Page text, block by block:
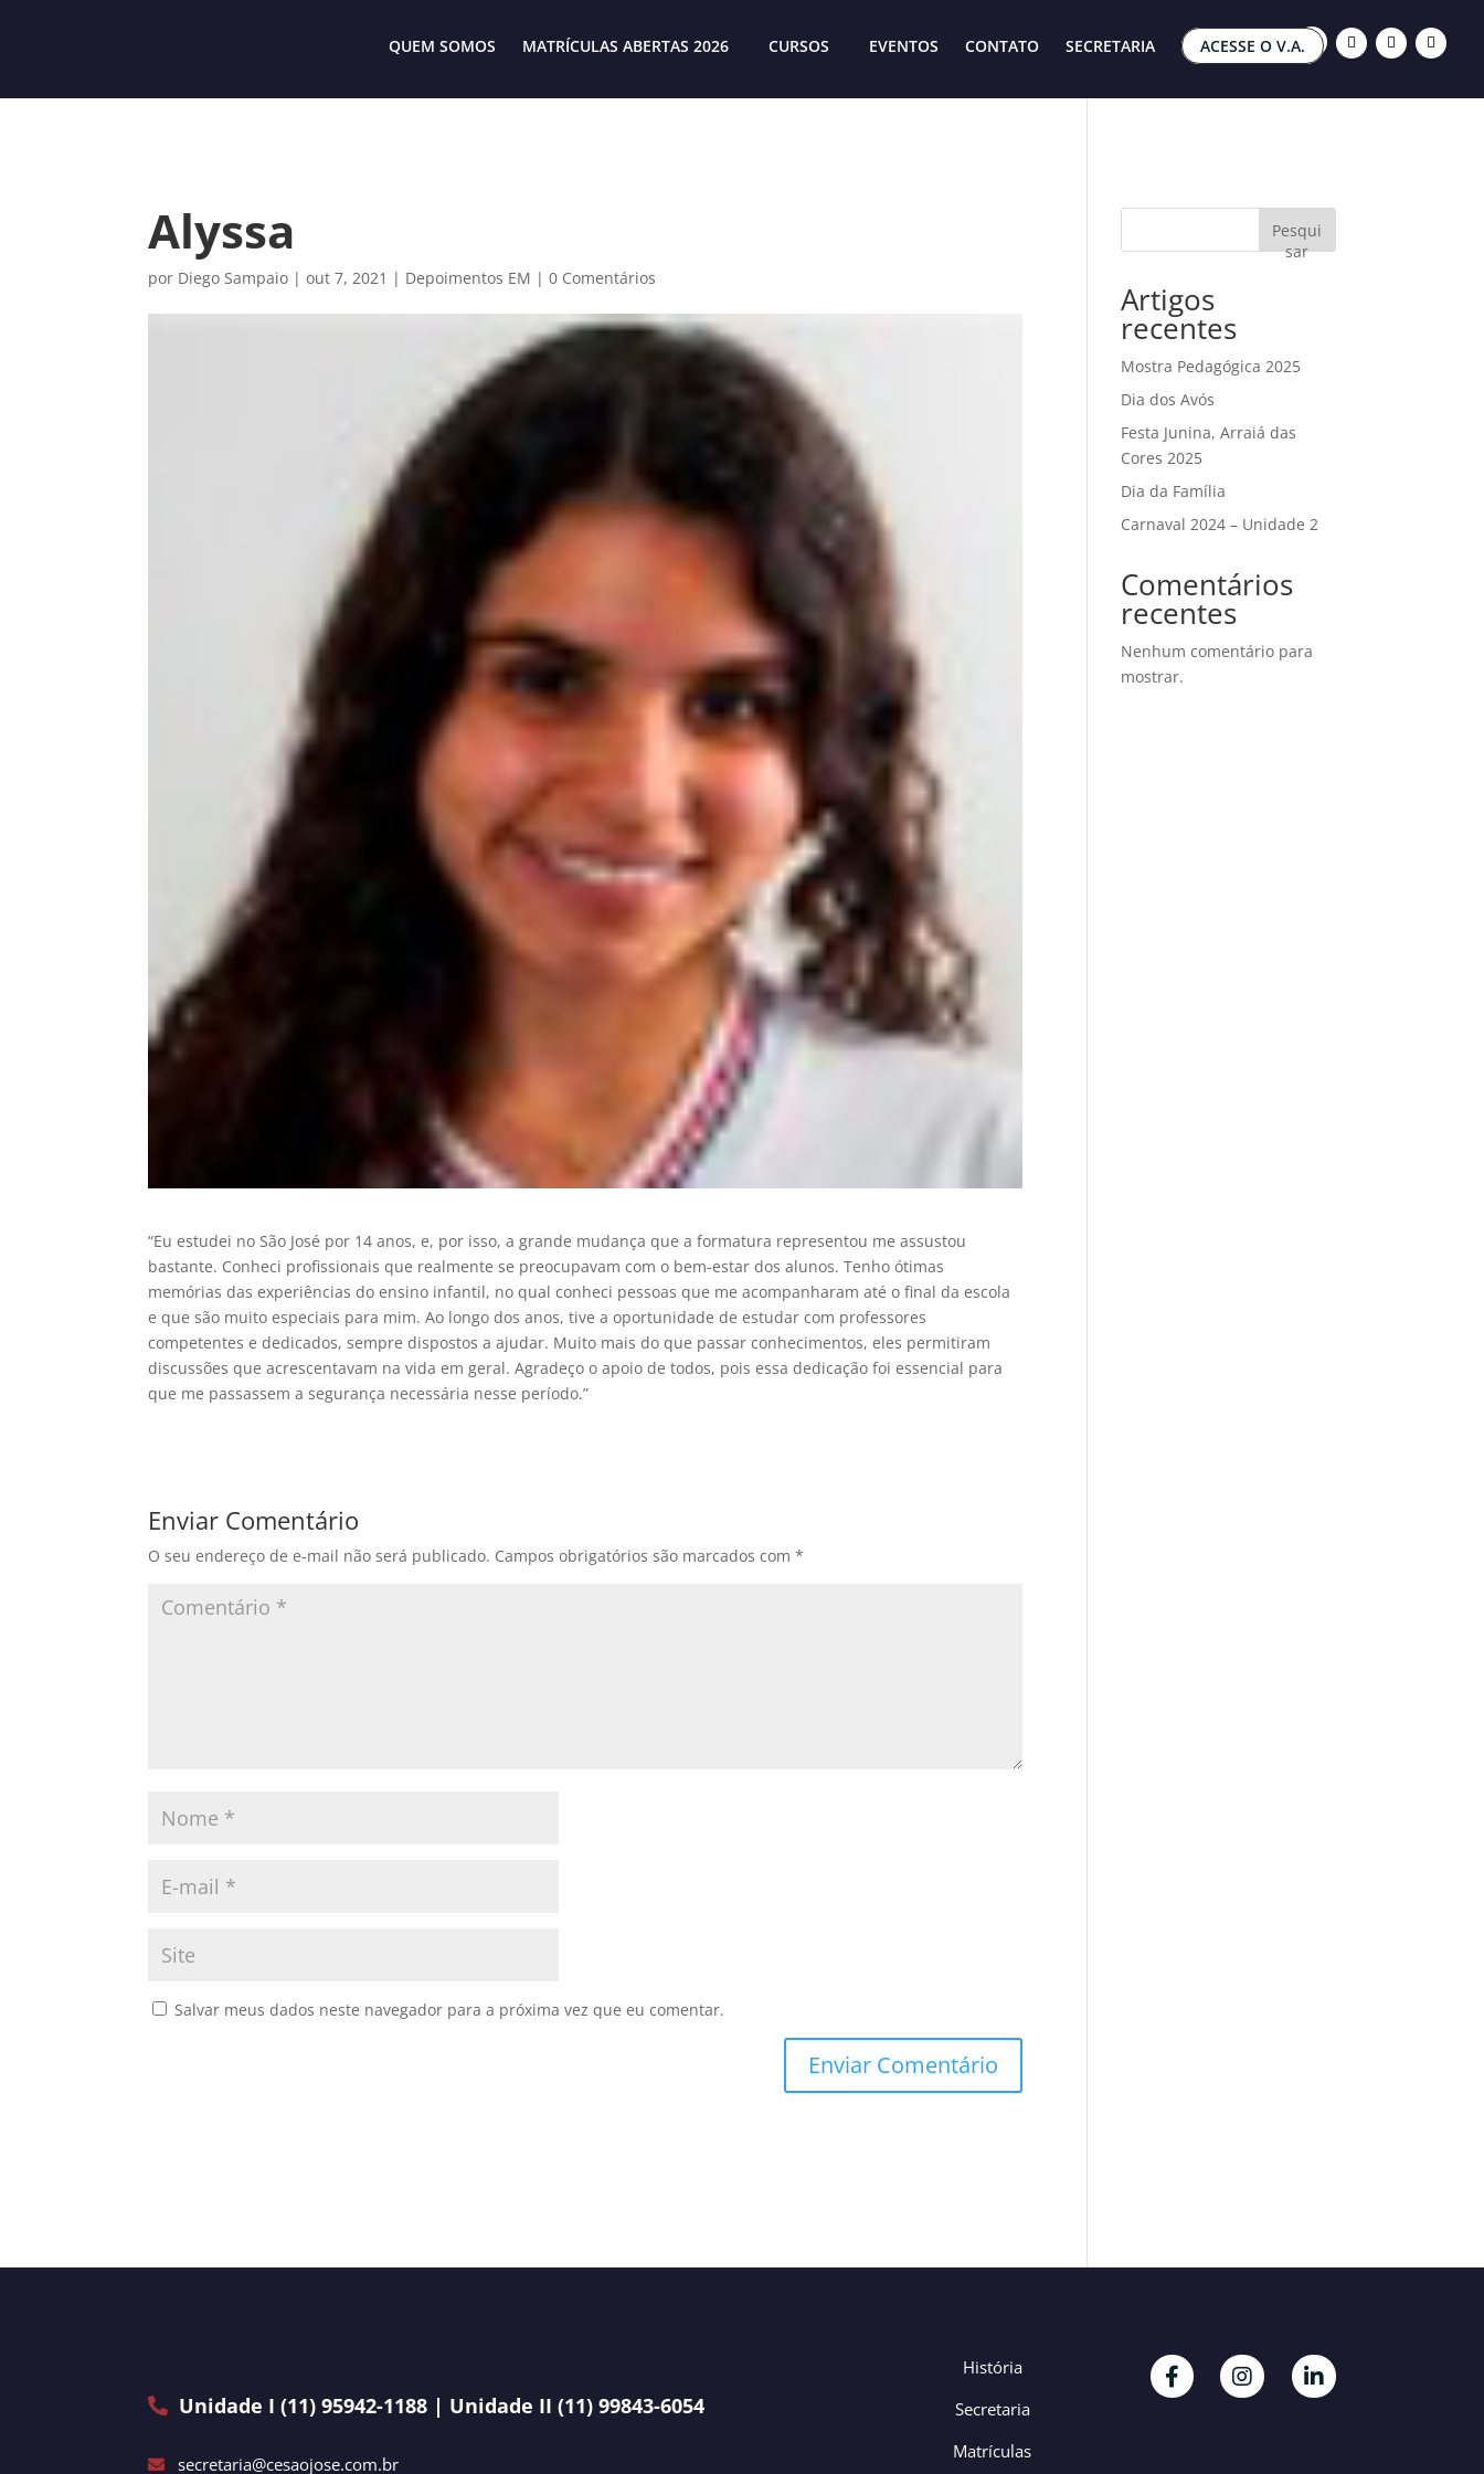
QUEM SOMOS MATRÍCULAS ABERTAS 2026 CURSOS EVENTOS CONTATO SECRETARIA ACESSE O V.A.
Alyssa
por Diego Sampaio |out 7, 2021 | Depoimentos EM |0 Comentários
“Eu estudei no São José por 14 anos, e, por isso, a grande mudança que a formatura representou me assustou
bastante. Conheci profissionais que realmente se preocupavam com o bem-estar dos alunos. Tenho ótimas
memórias das experiências do ensino infantil, no qual conheci pessoas que me acompanharam até o final da escola
e que são muito especiais para mim. Ao longo dos anos, tive a oportunidade de estudar com professores
competentes e dedicados, sempre dispostos a ajudar. Muito mais do que passar conhecimentos, eles permitiram
discussões que acrescentavam na vida em geral. Agradeço o apoio de todos, pois essa dedicação foi essencial para
que me passassem a segurança necessária nesse período.”
Enviar Comentário
O seu endereço de e-mail não será publicado. Campos obrigatórios são marcados com*
Salvar meus dados neste navegador para a próxima vez que eu comentar.
Pesqui
sar
Artigos
recentes
Mostra Pedagógica 2025
Dia dos Avós
Festa Junina, Arraiá das
Cores 2025
Dia da Família
Carnaval 2024 – Unidade 2
Comentários
recentes
Nenhum comentário para
mostrar.
Unidade I (11) 95942-1188 | Unidade II (11) 99843-6054
secretaria@cesaojose.com.br
História
Secretaria
Matrículas